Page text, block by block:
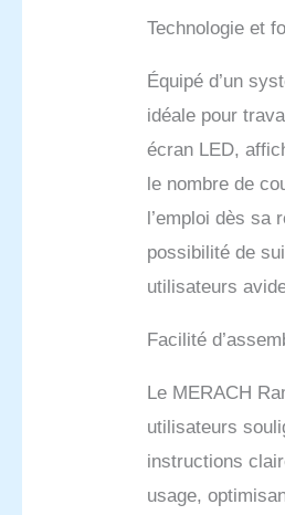
Technologie et
Équipé d’un
idéale pour
écran LED,
le nombre de
l’emploi dès
possibilité de
utilisateurs
Facilité
Le MERACH
utilisateurs
instructions
usage,